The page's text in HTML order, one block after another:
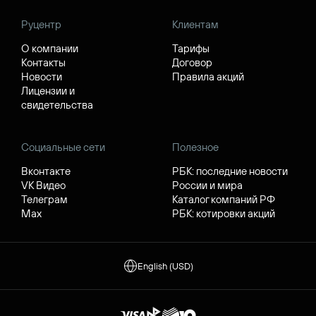
Руцентр
О компании
Контакты
Новости
Лицензии и
свидетельства
Клиентам
Тарифы
Договор
Правила акций
Социальные сети
Вконтакте
VK Видео
Телеграм
Max
Полезное
РБК: последние новости
России и мира
Каталог компаний РФ
РБК: котировки акций
English (USD)